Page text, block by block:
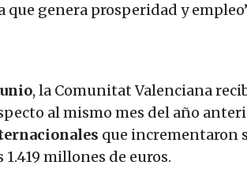
genera prosperidad y
, la Comunitat Valenciana
al mismo mes del año
que incrementaron
millones de euros.